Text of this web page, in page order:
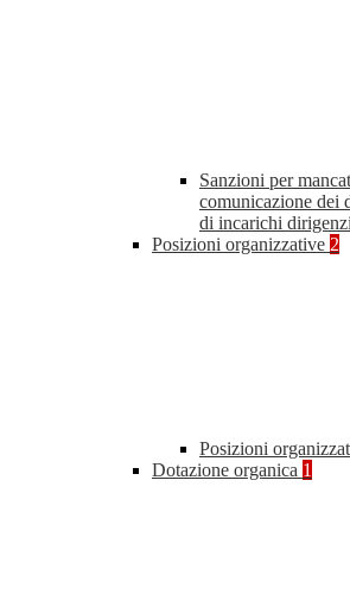
Sanzioni per
comunicazione dei
di incarichi
Posizioni organizzative 2
Posizioni
Dotazione organica 1